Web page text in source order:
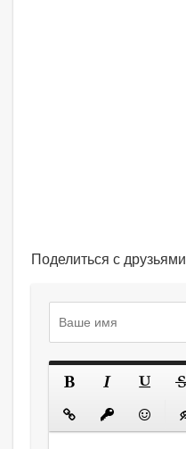
Поделиться с друзьями